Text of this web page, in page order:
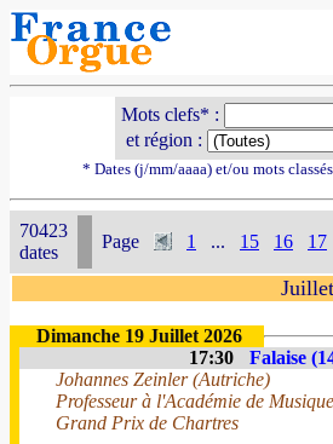
Mots clefs* :
et région :
* Dates (j/mm/aaaa) et/ou mots
70423
dates
Page 1 ... 15 16 17
Dimanche 19 Juillet 2026
17:30
Falaise
Johannes Zeinler (Autriche)
Professeur à l'Académie de
Grand Prix de Chartres